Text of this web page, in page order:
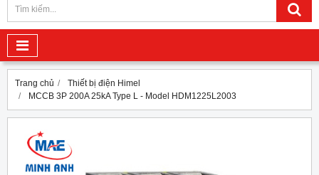
Trang chủ
Thiết bị điện Himel
MCCB 3P 200A 25kA Type L - Model HDM1225L2003